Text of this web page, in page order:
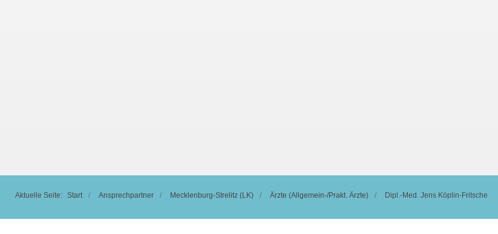
Aktuelle Seite: Start Ansprechpartner Mecklenburg-Strelitz (LK) Ärzte (Allgemein-/Prakt. Ärzte) Dipl.-Med. Jens Köplin-Fritsche